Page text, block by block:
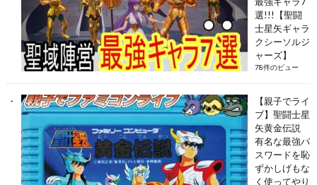
選!!!【聖闘
士星矢ギャラ
クシーソルジ
ャーズ】
78件のビュー
【親子でライ
ブ】聖闘士星
矢黄金伝説
有名な最強パ
スワードを恥
ずかしげもな
く使ってやり